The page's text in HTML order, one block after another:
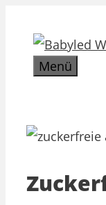
Inhalt
springenMenü